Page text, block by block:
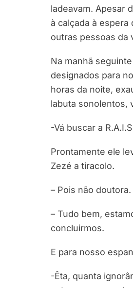
ladeavam. Apesar
à calçada à espera
outras pessoas da
Na manhã
designados para
horas da noite,
labuta sonolentos,
-Vá buscar a
Prontamente ele
Zezé a tiracolo.
– Pois não
– Tudo bem,
concluirmos.
E para nosso
-Êta, quanta